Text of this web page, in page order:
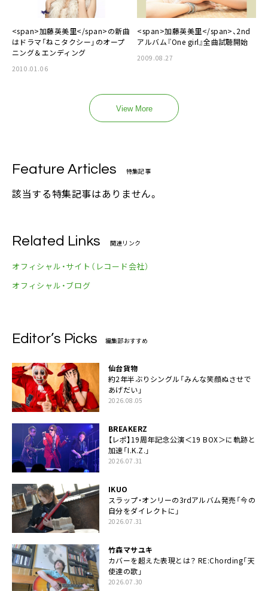
<span>加藤英美里</span>の新曲
はドラマ「ねこタクシー」のオープ
ニング＆エンディング
2010.01.06
<span>加藤英美里</span>、2nd
アルバム『One girl』全曲試聴開始
2009.08.27
View More
Feature Articles 特集記事
該当する特集記事はありません。
Related Links 関連リンク
オフィシャル・サイト（レコード会社）
オフィシャル・ブログ
Editor’s Picks 編集部おすすめ
仙台貨物
約2年半ぶりシングル「みんな笑顔ぬさせで
あげだい」
2026.08.05
BREAKERZ
【レポ】19周年記念公演＜19 BOX＞に軌跡と
加速「I.K.Z.」
2026.07.31
IKUO
スラップ・オンリーの3rdアルバム発売「今の
自分をダイレクトに」
2026.07.31
竹森マサユキ
カバーを超えた表現とは？ RE:Chording「天
使達の歌」
2026.07.30